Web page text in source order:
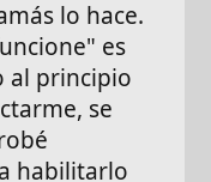
lo hace.
es
al principio
se
habilitarlo